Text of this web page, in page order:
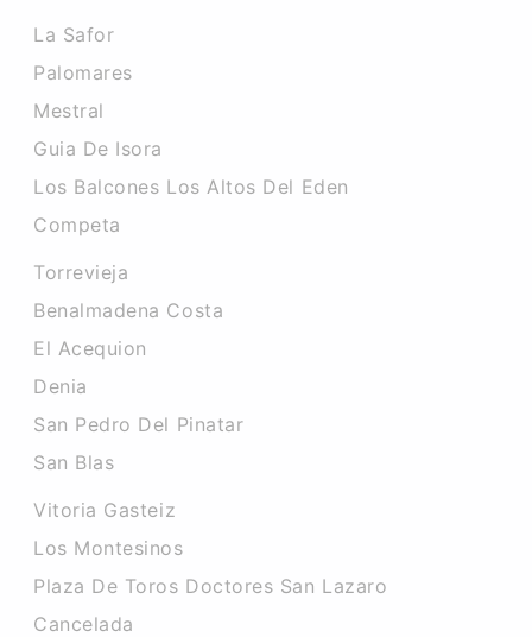
La Safor
Palomares
Mestral
Guia De Isora
Los Balcones Los Altos Del Eden
Competa
Torrevieja
Benalmadena Costa
El Acequion
Denia
San Pedro Del Pinatar
San Blas
Vitoria Gasteiz
Los Montesinos
Plaza De Toros Doctores San Lazaro
Cancelada